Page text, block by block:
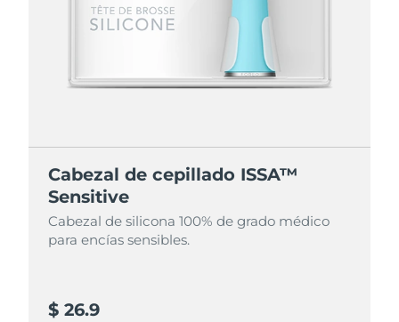
Cabezal de cepillado ISSA™
Sensitive
Cabezal de silicona 100% de grado médico
para encías sensibles.
$ 26.9